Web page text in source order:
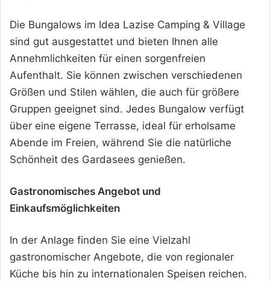
Die Bungalows im Idea Lazise Camping & Village
sind gut ausgestattet und bieten Ihnen alle
Annehmlichkeiten für einen sorgenfreien
Aufenthalt. Sie können zwischen verschiedenen
Größen und Stilen wählen, die auch für größere
Gruppen geeignet sind. Jedes Bungalow verfügt
über eine eigene Terrasse, ideal für erholsame
Abende im Freien, während Sie die natürliche
Schönheit des Gardasees genießen.
Gastronomisches Angebot und
Einkaufsmöglichkeiten
In der Anlage finden Sie eine Vielzahl
gastronomischer Angebote, die von regionaler
Küche bis hin zu internationalen Speisen reichen.